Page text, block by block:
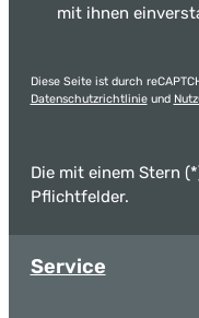
mit ihnen
Diese Seite ist durch
Datenschutzrichtlinieund
Die mit einem Stern
Pflichtfelder.
Service